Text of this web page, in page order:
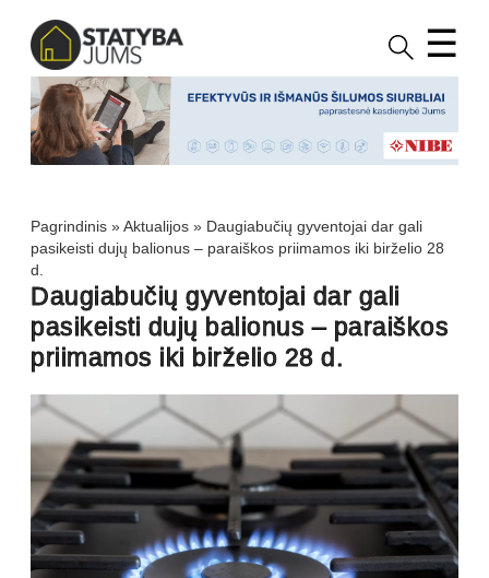
☰
Pagrindinis »Aktualijos » Daugiabučių gyventojai dar gali
pasikeisti dujų balionus – paraiškos priimamos iki birželio 28
d.
Daugiabučių gyventojai dar gali
pasikeisti dujų balionus – paraiškos
priimamos iki birželio 28 d.